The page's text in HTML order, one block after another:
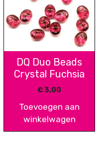
DQ Duo Beads
Crystal Fuchsia
€3,00
Toevoegen aan
winkelwagen